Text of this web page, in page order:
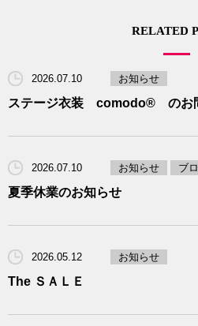
RELATED
2026.07.10 お知らせ
ステージ衣装 comodo® のお
2026.07.10 お知らせ ブ
夏季休業のお知らせ
2026.05.12 お知らせ
The ＳＡＬＥ